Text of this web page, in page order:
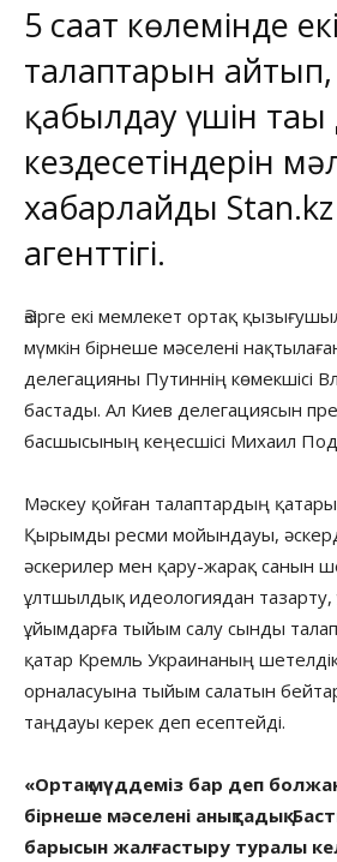
5 сағат көлемінде
талаптарын
қабылдау үшін тағы
кездесетіндерін
хабарлайды Stan.kz
агенттігі.
Әзірге екі мемлекет ортақ
мүмкін бірнеше мәселені
делегацияны Путиннің көмекшісі
бастады. Ал Киев делегациясын
басшысының кеңесшісі Михаил
Мәскеу қойған талаптардың
Қырымды ресми мойындауы,
әскерилер мен қару-жарақ санын
ұлтшылдық идеологиядан
ұйымдарға тыйым салу сынды
қатар Кремль Украинаның
орналасуына тыйым салатын
таңдауы керек деп есептейді.
«Ортақ мүддеміз бар деп
бірнеше мәселені анықтадық.
барысын жалғастыру туралы